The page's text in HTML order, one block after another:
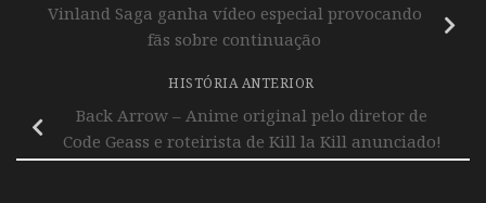
Vinland Saga ganha vídeo especial provocando
fãs sobre continuação
HISTÓRIA ANTERIOR
Back Arrow – Anime original pelo diretor de
Code Geass e roteirista de Kill la Kill anunciado!